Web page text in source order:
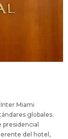
Miami
globales.
presidencial
del hotel,